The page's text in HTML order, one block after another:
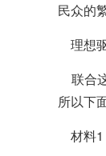
民众的
理想
联合
所以下
材料1